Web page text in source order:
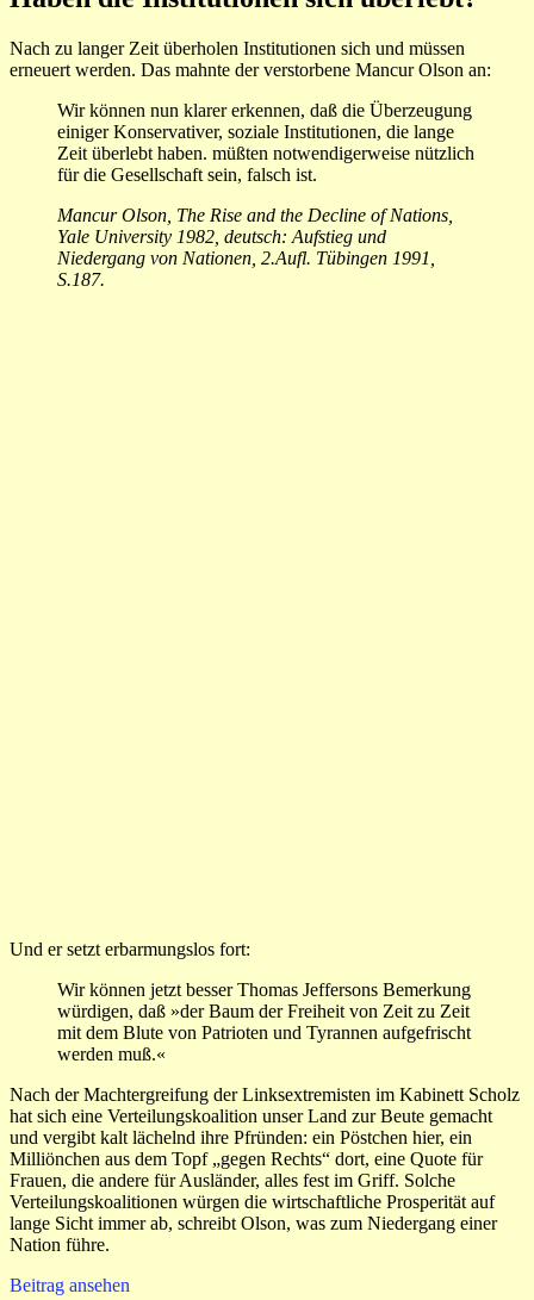
Nach zu langer Zeit überholen Institutionen sich und müssen
erneuert werden. Das mahnte der verstorbene Mancur Olson an:
Wir können nun klarer erkennen, daß die Überzeugung
einiger Konservativer, soziale Institutionen, die lange
Zeit überlebt haben. müßten notwendigerweise nützlich
für die Gesellschaft sein, falsch ist.
Mancur Olson, The Rise and the Decline of Nations,
Yale University 1982, deutsch: Auf­stieg und
Niedergang von Nationen, 2.Aufl. Tübingen 1991,
S.187.
Und er setzt erbarmungslos fort:
Wir können jetzt besser Thomas Jeffersons Bemerkung
würdigen, daß »der Baum der Freiheit von Zeit zu Zeit
mit dem Blute von Patrioten und Tyrannen aufgefrischt
werden muß.«
Nach der Machtergreifung der Linksextremisten im Kabinett Scholz
hat sich eine Verteilungskoalition unser Land zur Beute gemacht
und vergibt kalt lächelnd ihre Pfründen: ein Pöstchen hier, ein
Milliönchen aus dem Topf „gegen Rechts“ dort, eine Quote für
Frauen, die andere für Ausländer, alles fest im Griff. Solche
Verteilungskoalitionen würgen die wirtschaftliche Prosperität auf
lange Sicht immer ab, schreibt Olson, was zum Niedergang einer
Nation führe.
Beitrag ansehen